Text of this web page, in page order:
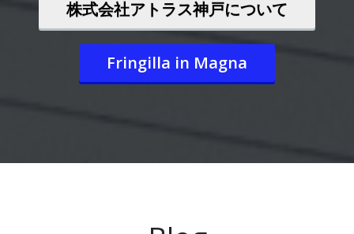
株式会社アトラス神戸について
Fringilla in Magna